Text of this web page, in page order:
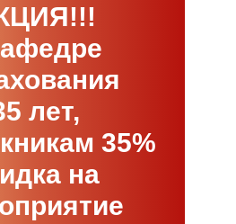
лет,
35%
на